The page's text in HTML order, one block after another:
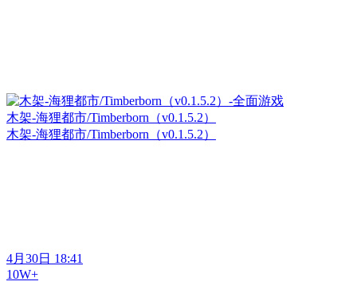
木架-海狸都市/Timberborn（v0.1.5.2）
木架-海狸都市/Timberborn（v0.1.5.2）
4月30日 18:41
10W+